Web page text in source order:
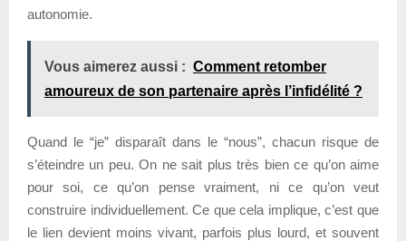
autonomie.
Vous aimerez aussi : Comment retomber
amoureux de son partenaire après l’infidélité ?
Quand le “je” disparaît dans le “nous”, chacun risque de
s’éteindre un peu. On ne sait plus très bien ce qu’on aime
pour soi, ce qu’on pense vraiment, ni ce qu’on veut
construire individuellement. Ce que cela implique, c’est que
le lien devient moins vivant, parfois plus lourd, et souvent